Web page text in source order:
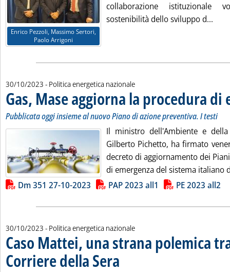
Enrico Pezzoli, Massimo Sertori,
Paolo Arrigoni
collaborazione
sostenibilità dello sviluppo d...
30/10/2023 - Politica energetica nazionale
Gas, Mase aggiorna la procedura di
Pubblicata oggi insieme al nuovo Piano di azione preventiva. I testi
Il ministro dell'Ambiente e della
Gilberto Pichetto, ha firmato
decreto di aggiornamento dei
di emergenza del sistema italiano
Lista allegati PDF alla notizia
Dm 351 27-10-2023 PAP 2023 all1 PE 2023 all2
30/10/2023 - Politica energetica nazionale
Caso Mattei, una strana polemica
Corriere della Sera . Sottotitolo: Lupo Rattazzi contesta la
. Pubblicata lunedì 30 ottobre 2023 alle